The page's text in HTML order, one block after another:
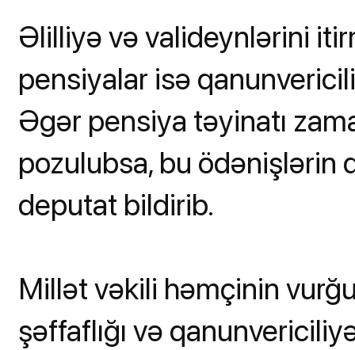
Əlilliyə və valideynlərini
pensiyalar isə
Əgər pensiya təyinatı
pozulubsa, bu ödənişlərin
deputat bildirib.
Millət vəkili həmçinin
şəffaflığı və